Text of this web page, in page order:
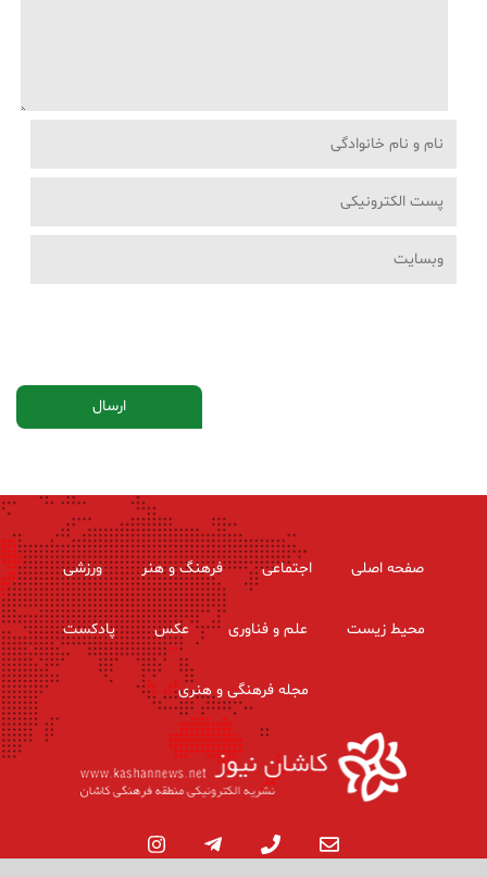
صفحه اصلی اجتماعی فرهنگ و هنر ورزشی
محیط زیست علم و فناوری عکس پادکست
مجله فرهنگی و هنری